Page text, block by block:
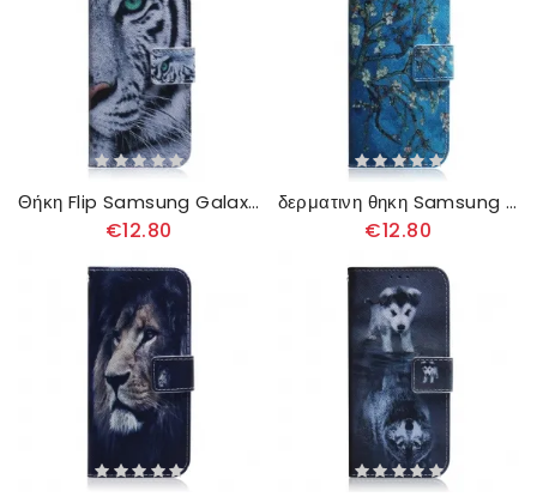
Θήκη Flip Samsung Galaxy A13 5G Πρόσωπο Τίγρης
€12.80
δερματινη θηκη Samsung Galaxy A13 5G Κλαδί Ανθισμένου Δέντρου
€12.80